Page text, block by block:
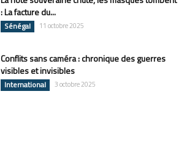
: La facture du...
Sénégal 11 octobre 2025
Conflits sans caméra : chronique des guerres
visibles et invisibles
International 3 octobre 2025